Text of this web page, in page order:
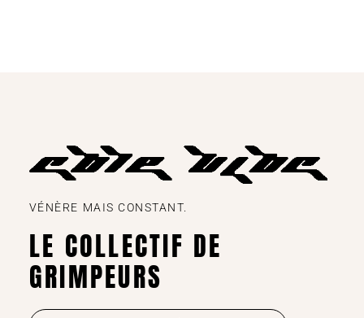
VÉNÈRE MAIS CONSTANT.
LE COLLECTIF DE
GRIMPEURS